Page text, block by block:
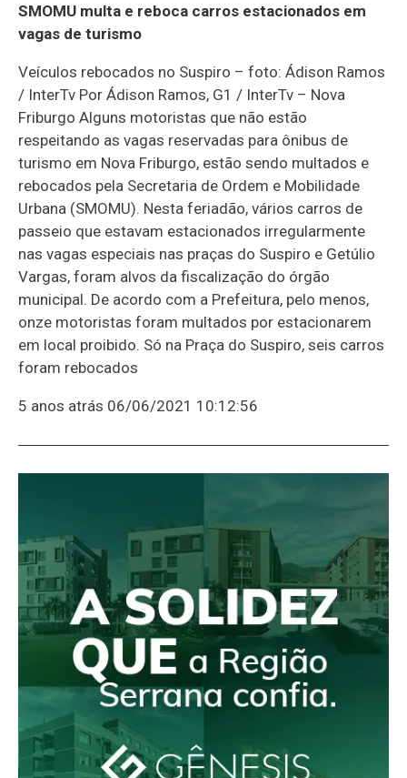
SMOMU multa e reboca carros estacionados em
vagas de turismo
Veículos rebocados no Suspiro – foto: Ádison Ramos
/ InterTv Por Ádison Ramos, G1 / InterTv – Nova
Friburgo Alguns motoristas que não estão
respeitando as vagas reservadas para ônibus de
turismo em Nova Friburgo, estão sendo multados e
rebocados pela Secretaria de Ordem e Mobilidade
Urbana (SMOMU). Nesta feriadão, vários carros de
passeio que estavam estacionados irregularmente
nas vagas especiais nas praças do Suspiro e Getúlio
Vargas, foram alvos da fiscalização do órgão
municipal. De acordo com a Prefeitura, pelo menos,
onze motoristas foram multados por estacionarem
em local proibido. Só na Praça do Suspiro, seis carros
foram rebocados
5 anos atrás 06/06/2021 10:12:56